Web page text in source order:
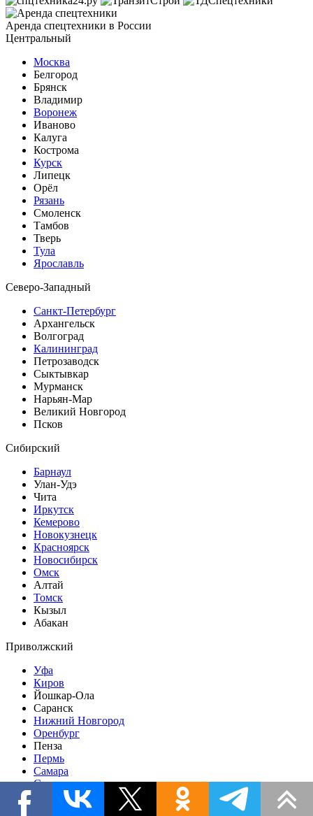
Аренда спецтехники в России
Центральный
Москва
Белгород
Брянск
Владимир
Воронеж
Иваново
Калуга
Кострома
Курск
Липецк
Орёл
Рязань
Смоленск
Тамбов
Тверь
Тула
Ярославль
Северо-Западный
Санкт-Петербург
Архангельск
Волгоград
Калининград
Петрозаводск
Сыктывкар
Мурманск
Нарьян-Мар
Великий Новгород
Псков
Сибирский
Барнаул
Улан-Удэ
Чита
Иркутск
Кемерово
Новокузнецк
Красноярск
Новосибирск
Омск
Алтай
Томск
Кызыл
Абакан
Приволжский
Уфа
Киров
Йошкар-Ола
Саранск
Нижний Новгород
Оренбург
Пенза
Пермь
Самара
Саратов
Тольятти